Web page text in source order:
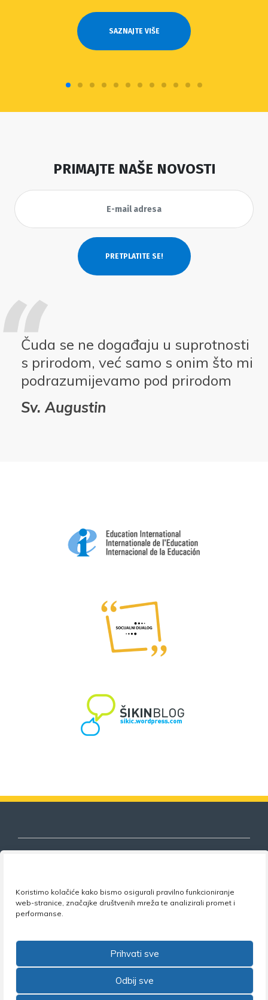
Koristimo kolačiće kako bismo osigurali pravilno funkcioniranje
web-stranice, značajke društvenih mreža te analizirali promet i
performanse.
Prihvati sve
Odbij sve
SAZNAJTE VIŠE
PRIMAJTE NAŠE NOVOSTI
Čuda se ne događaju u suprotnosti
s prirodom, već samo s onim što mi
podrazumijevamo pod prirodom
Sv. Augustin
Nezavisni sindikat znanosti i visokog
obrazovanja
Zagreb •Tel: +385 1 4847 337 •Email: uprava@nsz.hr